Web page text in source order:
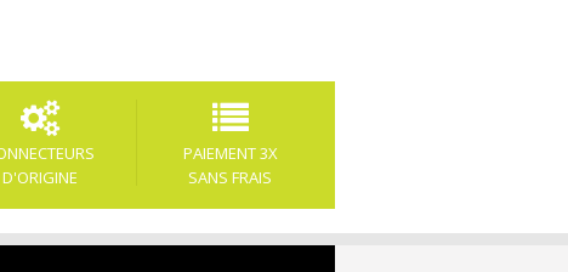
D'ORIGINE
PAIEMENT 3X
SANS FRAIS